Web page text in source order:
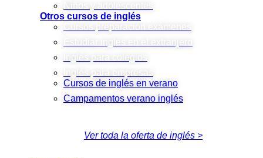
Niños y adolescentes
Otros cursos de inglés
Cursos preparación exámenes
Estudiar inglés en el extranjero
Inglés para colegios
Inglés para empresas
Cursos de inglés en verano
Campamentos verano inglés
Ver toda la oferta de inglés >